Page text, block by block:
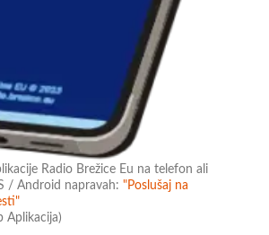
Radio Brežice Eu na telefon ali
/ Android napravah:"Poslušaj na
Aplikacija)